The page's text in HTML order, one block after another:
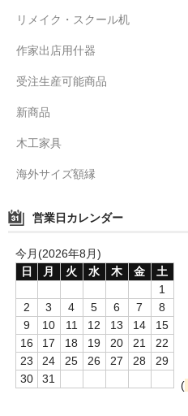
リメイク・スクール机
作家出店用什器
受注生産可能商品
新商品
木工家具
海外サイズ額縁
営業日カレンダー
今月(2026年8月)
日
月 火 水 木 金
土
1
2
3 4 5 6 7
8
9
10 11 12 13 14
15
16
17 18 19 20 21
22
23
24 25 26 27 28
29
30
31
(